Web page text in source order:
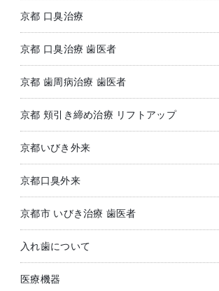
京都 口臭治療
京都 口臭治療 歯医者
京都 歯周病治療 歯医者
京都 頬引き締め治療 リフトアップ
京都いびき外来
京都口臭外来
京都市 いびき治療 歯医者
入れ歯について
医療機器